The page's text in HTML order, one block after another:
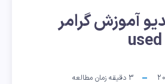
آموزش گرامر
3 دقیقه زمان مطالعه